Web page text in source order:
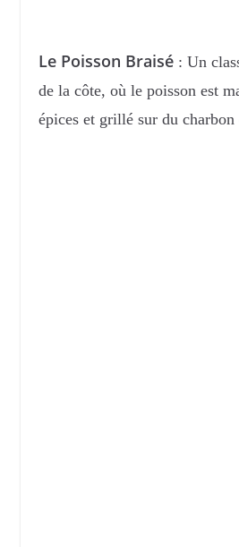
Le Poisson Braisé: Un
de la côte, où le poisson est
épices et grillé sur du charbon